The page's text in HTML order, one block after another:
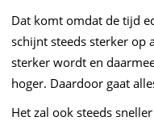
Dat komt omdat de tijd
schijnt steeds sterker op
sterker wordt en
hoger. Daardoor gaat
Het zal ook steeds